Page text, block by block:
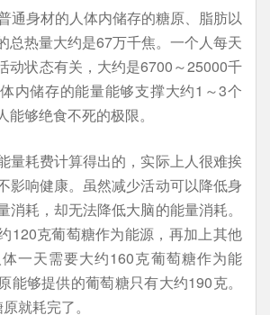
通身材的人体内储存的糖原、脂肪以
总热量大约是67万千焦。一个人每天
动状态有关，大约是6700～25000千
内储存的能量能够支撑大约1～3个
能够绝食不死的极限。
量耗费计算得出的，实际上人很难挨
影响健康。虽然减少活动可以降低身
消耗，却无法降低大脑的能量消耗。
120克葡萄糖作为能源，再加上其他
一天需要大约160克葡萄糖作为能
能够提供的葡萄糖只有大约190克。
就耗完了。